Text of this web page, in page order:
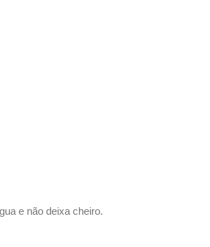
e não deixa cheiro.